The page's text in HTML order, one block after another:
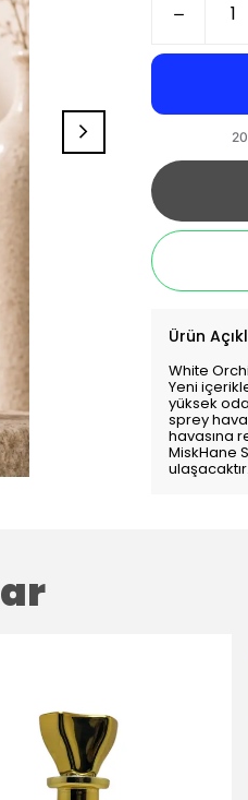
Ürün
White
Yeni
yüksek
sprey
havasına
MiskHane
ulaşacaktır.